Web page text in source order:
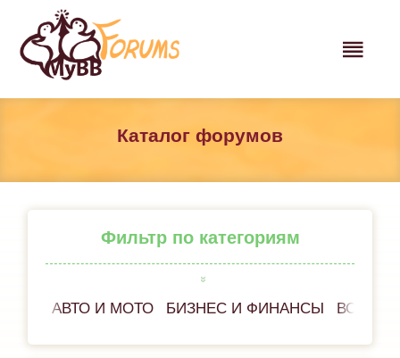
Каталог форумов
Фильтр по категориям
АВТО И МОТО БИЗНЕС И ФИНАНСЫ ВСЕ